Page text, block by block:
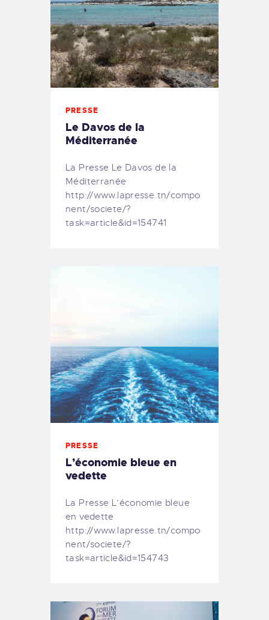
PRESSE
Le Davos de la
Méditerranée
La Presse Le Davos de la
Méditerranée
http://www.lapresse.tn/compo
nent/societe/?
task=article&id=154741
PRESSE
L’économie bleue en
vedette
La Presse L’économie bleue
en vedette
http://www.lapresse.tn/compo
nent/societe/?
task=article&id=154743